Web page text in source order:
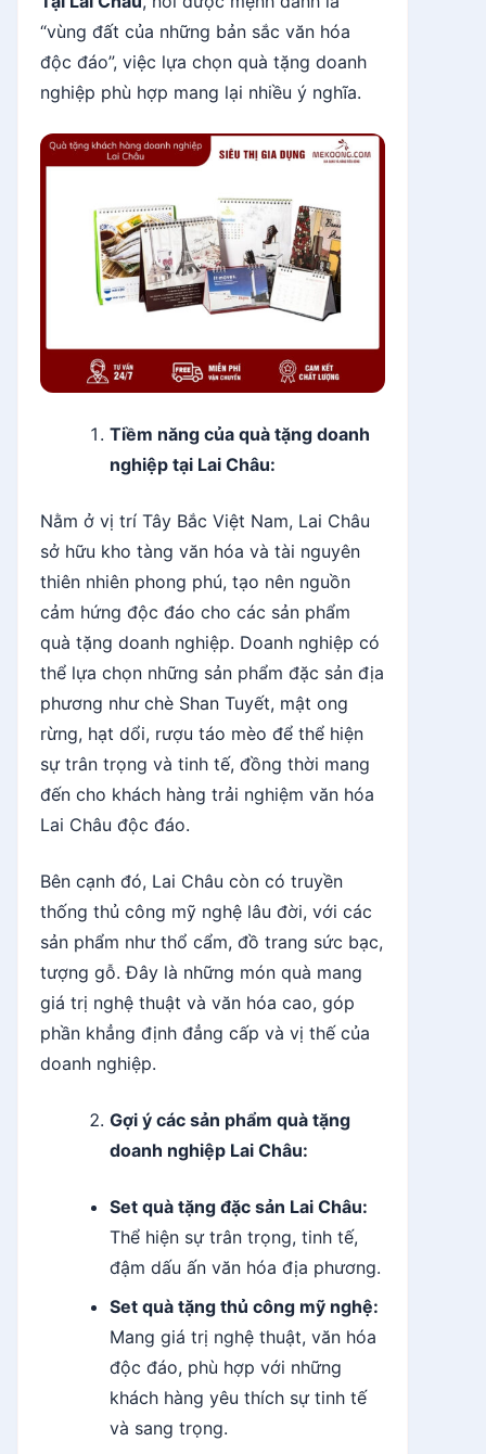
“vùng đất của những bản sắc văn hóa
độc đáo”, việc lựa chọn quà tặng doanh
nghiệp phù hợp mang lại nhiều ý nghĩa.
Tiềm năng của quà tặng doanh
nghiệp tại Lai Châu:
Nằm ở vị trí Tây Bắc Việt Nam, Lai Châu
sở hữu kho tàng văn hóa và tài nguyên
thiên nhiên phong phú, tạo nên nguồn
cảm hứng độc đáo cho các sản phẩm
quà tặng doanh nghiệp. Doanh nghiệp có
thể lựa chọn những sản phẩm đặc sản địa
phương như chè Shan Tuyết, mật ong
rừng, hạt dổi, rượu táo mèo để thể hiện
sự trân trọng và tinh tế, đồng thời mang
đến cho khách hàng trải nghiệm văn hóa
Lai Châu độc đáo.
Bên cạnh đó, Lai Châu còn có truyền
thống thủ công mỹ nghệ lâu đời, với các
sản phẩm như thổ cẩm, đồ trang sức bạc,
tượng gỗ. Đây là những món quà mang
giá trị nghệ thuật và văn hóa cao, góp
phần khẳng định đẳng cấp và vị thế của
doanh nghiệp.
Gợi ý các sản phẩm quà tặng
doanh nghiệp Lai Châu:
Set quà tặng đặc sản Lai Châu:
Thể hiện sự trân trọng, tinh tế,
đậm dấu ấn văn hóa địa phương.
Set quà tặng thủ công mỹ nghệ:
Mang giá trị nghệ thuật, văn hóa
độc đáo, phù hợp với những
khách hàng yêu thích sự tinh tế
và sang trọng.